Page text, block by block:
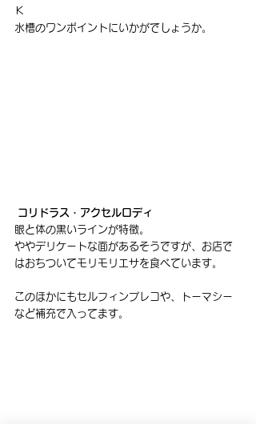
Ｋ
水槽のワンポイントにいかがでしょうか。
コリドラス・アクセルロディ
眼と体の黒いラインが特徴。
ややデリケートな面があるそうですが、お店で
はおちついてモリモリエサを食べています。
このほかにもセルフィンプレコや、トーマシー
など補充で入ってます。